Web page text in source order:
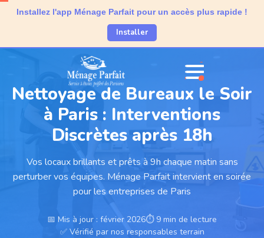
Installez l'app Ménage Parfait pour un accès plus rapide !
Installer
Nettoyage de Bureaux le Soir
à Paris : Interventions
Discrètes après 18h
Vos locaux brillants et prêts à 9h chaque matin sans
perturber vos équipes. Ménage Parfait intervient en soirée
pour les entreprises de Paris
📅 Mis à jour : février 2026⏱ 9 min de lecture
✅ Vérifié par nos responsables terrain